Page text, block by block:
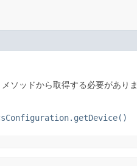
ソッドから取得する必要がありま